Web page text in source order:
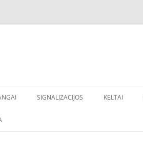
SIGNALIZACIJOS KELTAI